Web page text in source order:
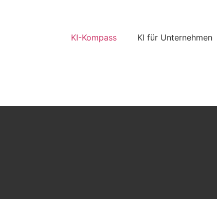
KI-Kompass KI für Unternehmen